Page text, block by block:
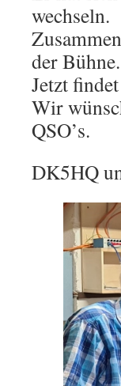
wechseln.
der Bühne.
Jetzt
Wir
QSO’s.
DK5HQ